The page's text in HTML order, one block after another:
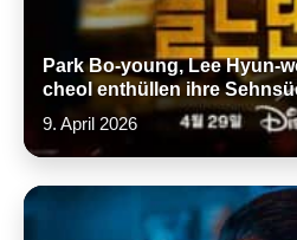
Park Bo-young, Lee Hyun-
cheol enthüllen ihre
9. April 2026